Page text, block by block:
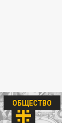
ОБЩЕСТВО